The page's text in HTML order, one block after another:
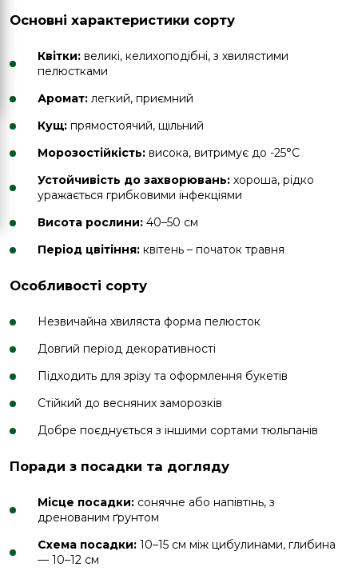
Основні характеристики сорту
Квітки: великі, келихоподібні, з хвилястими
пелюстками
Аромат: легкий, приємний
Кущ: прямостоячий, щільний
Морозостійкість: висока, витримує до -25°C
Устойчивість до захворювань: хороша, рідко
уражається грибковими інфекціями
Висота рослини: 40–50 см
Період цвітіння: квітень – початок травня
Особливості сорту
Незвичайна хвиляста форма пелюсток
Довгий період декоративності
Підходить для зрізу та оформлення букетів
Стійкий до весняних заморозків
Добре поєднується з іншими сортами тюльпанів
Поради з посадки та догляду
Місце посадки: сонячне або напівтінь, з
дренованим ґрунтом
Схема посадки: 10–15 см між цибулинами, глибина
— 10–12 см